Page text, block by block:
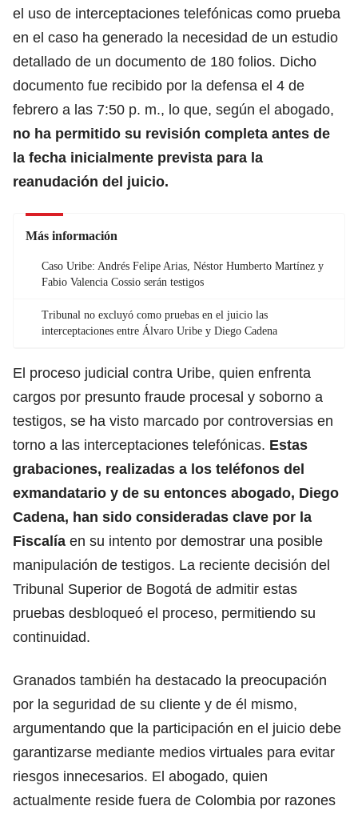
el uso de interceptaciones telefónicas como prueba
en el caso ha generado la necesidad de un estudio
detallado de un documento de 180 folios. Dicho
documento fue recibido por la defensa el 4 de
febrero a las 7:50 p. m., lo que, según el abogado,
no ha permitido su revisión completa antes de
la fecha inicialmente prevista para la
reanudación del juicio.
Más información
Caso Uribe: Andrés Felipe Arias, Néstor Humberto Martínez y
Fabio Valencia Cossio serán testigos
Tribunal no excluyó como pruebas en el juicio las
interceptaciones entre Álvaro Uribe y Diego Cadena
El proceso judicial contra Uribe, quien enfrenta
cargos por presunto fraude procesal y soborno a
testigos, se ha visto marcado por controversias en
torno a las interceptaciones telefónicas. Estas
grabaciones, realizadas a los teléfonos del
exmandatario y de su entonces abogado, Diego
Cadena, han sido consideradas clave por la
Fiscalía en su intento por demostrar una posible
manipulación de testigos. La reciente decisión del
Tribunal Superior de Bogotá de admitir estas
pruebas desbloqueó el proceso, permitiendo su
continuidad.
Granados también ha destacado la preocupación
por la seguridad de su cliente y de él mismo,
argumentando que la participación en el juicio debe
garantizarse mediante medios virtuales para evitar
riesgos innecesarios. El abogado, quien
actualmente reside fuera de Colombia por razones